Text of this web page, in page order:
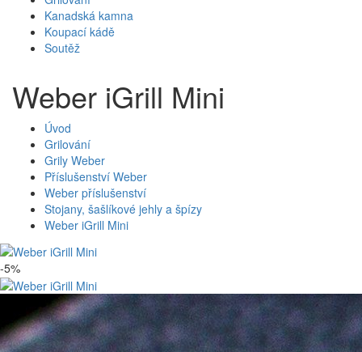
Kanadská kamna
Koupací kádě
Soutěž
Weber iGrill Mini
Úvod
Grilování
Grily Weber
Příslušenství Weber
Weber příslušenství
Stojany, šašlíkové jehly a špízy
Weber iGrill Mini
-5%